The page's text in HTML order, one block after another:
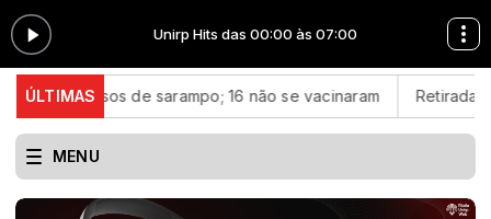
Unirp Hits das 00:00 às 07:00
ÚLTIMAS
de sarampo; 16 não se vacinaram Retiradas da
MENU